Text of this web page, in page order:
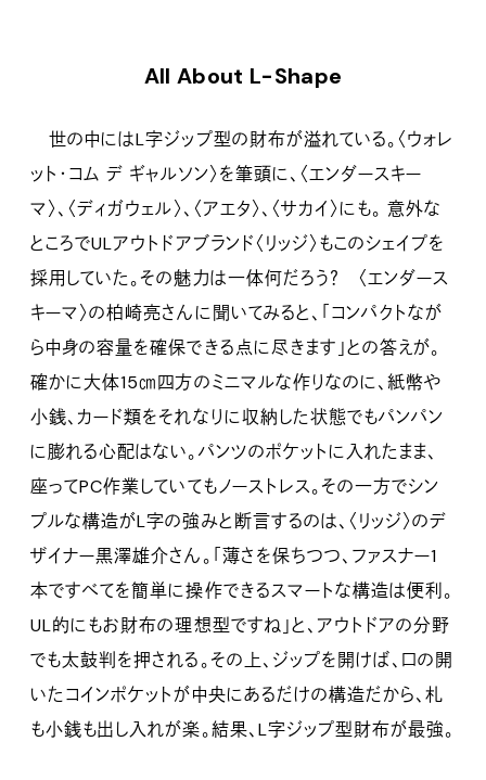
All About L-Shape
世の中にはL字ジップ型の財布が溢れている。〈ウォレ
ット・コム デ ギャルソン〉を筆頭に、〈エンダースキー
マ〉、〈ディガウェル〉、〈アエタ〉、〈サカイ〉にも。 意外な
ところでULアウトドアブランド〈リッジ〉もこのシェイプを
採用していた。その魅力は一体何だろう？ 〈エンダース
キーマ〉の柏崎亮さんに聞いてみると、「コンパクトなが
ら中身の容量を確保できる点に尽きます」との答えが。
確かに大体15㎝四方のミニマルな作りなのに、紙幣や
小銭、カード類をそれなりに収納した状態でもパンパン
に膨れる心配はない。パンツのポケットに入れたまま、
座ってPC作業していてもノーストレス。その一方でシン
プルな構造がL字の強みと断言するのは、〈リッジ〉のデ
ザイナー黒澤雄介さん。「薄さを保ちつつ、ファスナー1
本ですべてを簡単に操作できるスマートな構造は便利。
UL的にもお財布の理想型ですね」と、アウトドアの分野
でも太鼓判を押される。その上、ジップを開けば、口の開
いたコインポケットが中央にあるだけの構造だから、札
も小銭も出し入れが楽。結果、L字ジップ型財布が最強。